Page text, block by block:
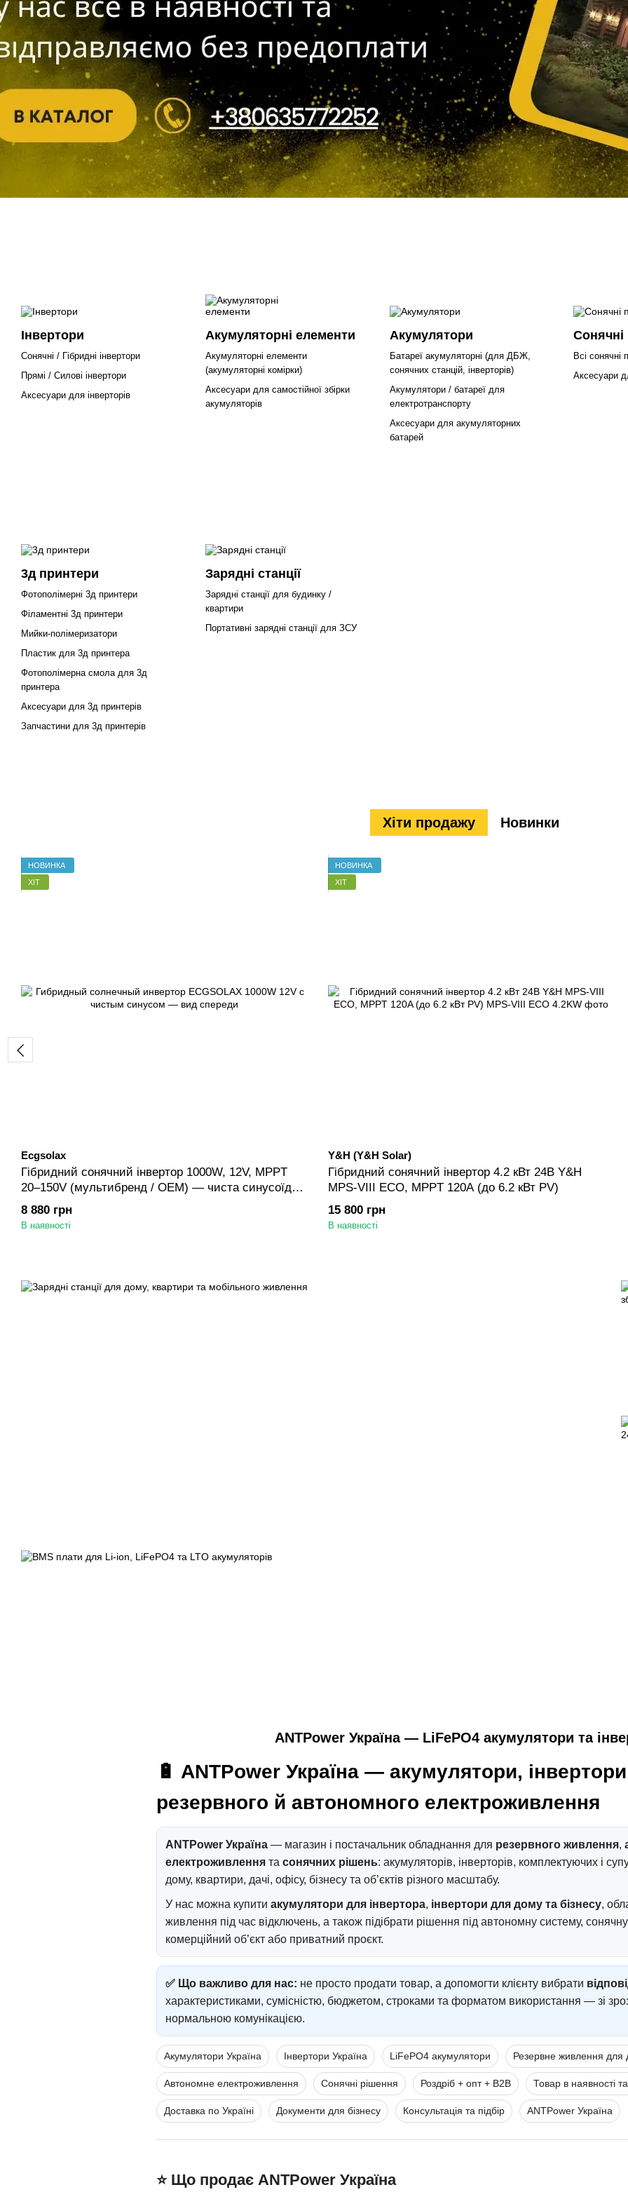
Інвертори
Сонячні / Гібридні інвертори
Прямі / Силові інвертори
Аксесуари для інверторів
Акумуляторні елементи
Акумуляторні елементи
(акумуляторні комірки)
Аксесуари для самостійної збірки
акумуляторів
Акумулятори
Батареї акумуляторні (для ДБЖ,
сонячних станцій, інверторів)
Акумулятори / батареї для
електротранспорту
Аксесуари для акумуляторних
батарей
Сонячні
Всі сонячні
Аксесуари
3д принтери
Фотополімерні 3д принтери
Філаментні 3д принтери
Мийки-полімеризатори
Пластик для 3д принтера
Фотополімерна смола для 3д
принтера
Аксесуари для 3д принтерів
Запчастини для 3д принтерів
Зарядні станції
Зарядні станції для будинку /
квартири
Портативні зарядні станції для ЗСУ
Хіти продажу Новинки
НОВИНКА
ХІТ
Ecgsolax
Гібридний сонячний інвертор 1000W, 12V, MPPT
20–150V (мультибренд / OEM) — чиста синусоїда,
для LiFePO₄ / Li-ion | ANTPower
8 880 грн
В наявності
НОВИНКА
ХІТ
Y&H (Y&H Solar)
Гібридний сонячний інвертор 4.2 кВт 24В Y&H
MPS-VIII ECO, MPPT 120A (до 6.2 кВт PV)
15 800 грн
В наявності
ANTPower Україна — LiFePO4 акумулятори та
🔋 ANTPower Україна — акумулятори,
резервного й автономного електроживлення
ANTPower Україна— магазин і постачальник обладнання для резервного живлення,
електроживленнята сонячних рішень: акумуляторів, інверторів, комплектуючих і
дому, квартири, дачі, офісу, бізнесу та об’єктів різного масштабу.
У нас можна купити акумулятори для інвертора, інвертори для дому та бізнесу,
живлення під час відключень, а також підібрати рішення під автономну систему,
комерційний об’єкт або приватний проєкт.
✅ Що важливо для нас: не просто продати товар, а допомогти клієнту вибрати
характеристиками, сумісністю, бюджетом, строками та форматом використання — зі
нормальною комунікацією.
Акумулятори Україна Інвертори Україна LiFePO4 акумулятори Резервне живлення для
Автономне електроживлення Сонячні рішення Роздріб + опт + B2B Товар в наявності
Доставка по Україні Документи для бізнесу Консультація та підбір ANTPower Україна
⭐ Що продає ANTPower Україна